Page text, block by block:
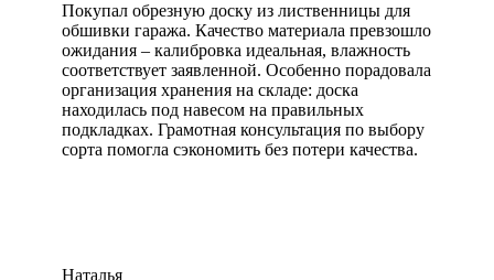
Покупал обрезную доску из лиственницы для
обшивки гаража. Качество материала превзошло
ожидания – калибровка идеальная, влажность
соответствует заявленной. Особенно порадовала
организация хранения на складе: доска
находилась под навесом на правильных
подкладках. Грамотная консультация по выбору
сорта помогла сэкономить без потери качества.
Наталья